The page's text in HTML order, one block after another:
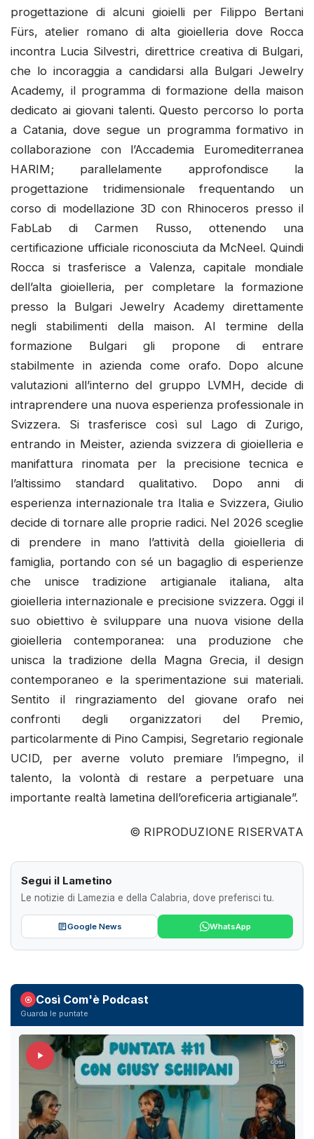
progettazione di alcuni gioielli per Filippo Bertani
Fürs, atelier romano di alta gioielleria dove Rocca
incontra Lucia Silvestri, direttrice creativa di Bulgari,
che lo incoraggia a candidarsi alla Bulgari Jewelry
Academy, il programma di formazione della maison
dedicato ai giovani talenti. Questo percorso lo porta
a Catania, dove segue un programma formativo in
collaborazione con l’Accademia Euromediterranea
HARIM; parallelamente approfondisce la
progettazione tridimensionale frequentando un
corso di modellazione 3D con Rhinoceros presso il
FabLab di Carmen Russo, ottenendo una
certificazione ufficiale riconosciuta da McNeel. Quindi
Rocca si trasferisce a Valenza, capitale mondiale
dell’alta gioielleria, per completare la formazione
presso la Bulgari Jewelry Academy direttamente
negli stabilimenti della maison. Al termine della
formazione Bulgari gli propone di entrare
stabilmente in azienda come orafo. Dopo alcune
valutazioni all’interno del gruppo LVMH, decide di
intraprendere una nuova esperienza professionale in
Svizzera. Si trasferisce così sul Lago di Zurigo,
entrando in Meister, azienda svizzera di gioielleria e
manifattura rinomata per la precisione tecnica e
l’altissimo standard qualitativo. Dopo anni di
esperienza internazionale tra Italia e Svizzera, Giulio
decide di tornare alle proprie radici. Nel 2026 sceglie
di prendere in mano l’attività della gioielleria di
famiglia, portando con sé un bagaglio di esperienze
che unisce tradizione artigianale italiana, alta
gioielleria internazionale e precisione svizzera. Oggi il
suo obiettivo è sviluppare una nuova visione della
gioielleria contemporanea: una produzione che
unisca la tradizione della Magna Grecia, il design
contemporaneo e la sperimentazione sui materiali.
Sentito il ringraziamento del giovane orafo nei
confronti degli organizzatori del Premio,
particolarmente di Pino Campisi, Segretario regionale
UCID, per averne voluto premiare l’impegno, il
talento, la volontà di restare a perpetuare una
importante realtà lametina dell’oreficeria artigianale”.
© RIPRODUZIONE RISERVATA
Segui il Lametino
Le notizie di Lamezia e della Calabria, dove preferisci tu.
Google News WhatsApp
Così Com'è Podcast
Guarda le puntate